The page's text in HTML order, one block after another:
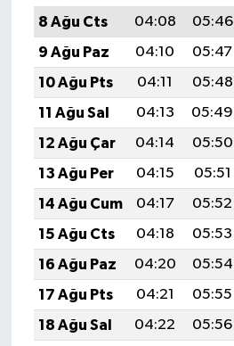
8 Ağu Cts
04:08 05:46
9 Ağu Paz
04:10 05:47
10 Ağu Pts
04:11 05:48
11 Ağu Sal
04:13 05:49
12 Ağu Çar
04:14 05:50
13 Ağu Per
04:15 05:51
14 Ağu Cum
04:17 05:52
15 Ağu Cts
04:18 05:53
16 Ağu Paz
04:20 05:54
17 Ağu Pts
04:21 05:55
18 Ağu Sal
04:22 05:56